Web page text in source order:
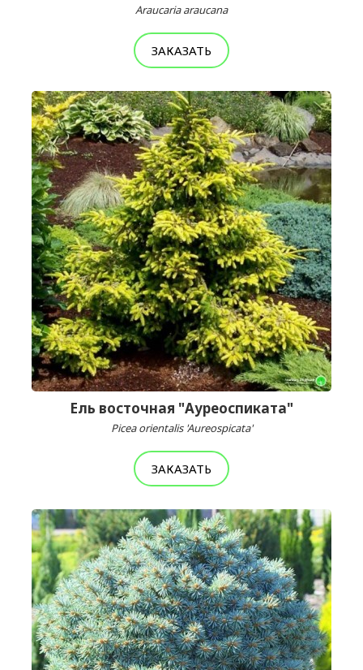
Araucaria araucana
ЗАКАЗАТЬ
Ель восточная "Ауреоспиката"
Picea orientalis 'Aureospicata'
ЗАКАЗАТЬ